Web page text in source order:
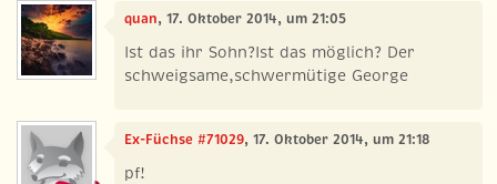
quan, 17. Oktober 2014, um 21:05
Ist das ihr Sohn?Ist das möglich? Der
schweigsame,schwermütige George
Ex-Füchse #71029, 17. Oktober 2014, um 21:18
pf!